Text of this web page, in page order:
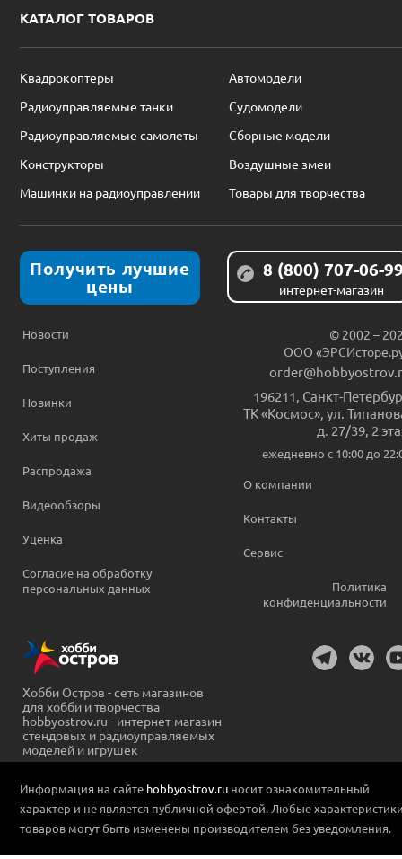
КАТАЛОГ ТОВАРОВ
Квадрокоптеры
Автомодели
Радиоуправляемые танки
Судомодели
Радиоуправляемые самолеты
Сборные модели
Конструкторы
Воздушные змеи
Машинки на радиоуправлении
Товары для творчества
Получить лучшие
цены
8 (800) 707-06-
интернет-магазин
Новости
Поступления
Новинки
Хиты продаж
Распродажа
Видеообзоры
Уценка
Согласие на обработку
персональных данных
© 2002 –
ООО
196211 Санкт-
ТК «Космос», ул.
д. 27/39, 2
ежедневно c 10:00 до
О компании
Контакты
Сервис
Политика
конфиденциальности
Хобби Остров - сеть магазинов
для хобби и творчества
hobbyostrov.ru - интернет-магазин
стендовых и радиоуправляемых
моделей и игрушек
Информация на сайте hobbyostrov.ru носит ознакомительный
характер и не является публичной офертой. Любые
товаров могут быть изменены производителем без уведомления.